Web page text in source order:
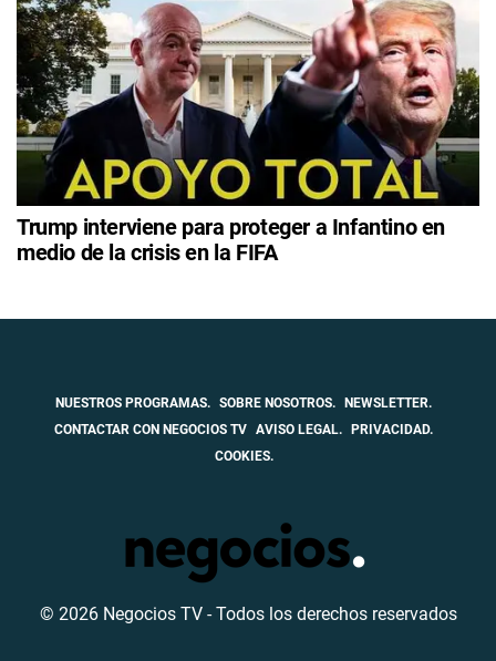
Trump interviene para proteger a Infantino en
medio de la crisis en la FIFA
NUESTROS PROGRAMAS. SOBRE NOSOTROS. NEWSLETTER.
CONTACTAR CON NEGOCIOS TV AVISO LEGAL. PRIVACIDAD.
COOKIES.
© 2026 Negocios TV - Todos los derechos reservados